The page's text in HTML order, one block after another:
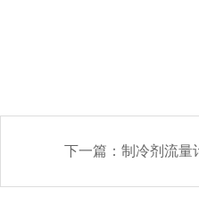
下一篇： 制冷剂流量